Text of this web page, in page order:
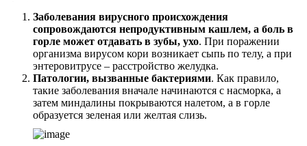
Заболевания вирусного происхождения
сопровождаются непродуктивным кашлем, а боль в
горле может отдавать в зубы, ухо. При поражении
организма вирусом кори возникает сыпь по телу, а при
энтеровитрусе – расстройство желудка.
Патологии, вызванные бактериями. Как правило,
такие заболевания вначале начинаются с насморка, а
затем миндалины покрываются налетом, а в горле
образуется зеленая или желтая слизь.